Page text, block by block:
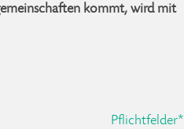
kommt, wird mit
Pflichtfelder*